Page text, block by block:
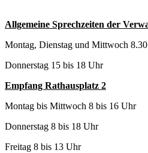
Allgemeine Sprechzeiten der
Montag, Dienstag und Mittwoch
Donnerstag 15 bis 18 Uhr
Empfang Rathausplatz 2
Montag bis Mittwoch 8 bis 16 Uhr
Donnerstag 8 bis 18 Uhr
Freitag 8 bis 13 Uhr